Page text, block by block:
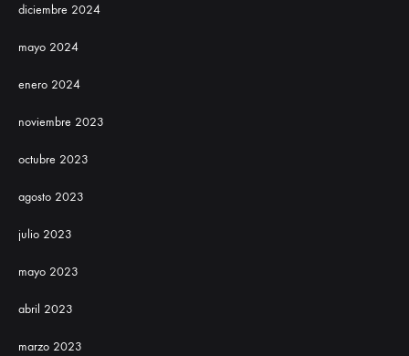
diciembre 2024
mayo 2024
enero 2024
noviembre 2023
octubre 2023
agosto 2023
julio 2023
mayo 2023
abril 2023
marzo 2023